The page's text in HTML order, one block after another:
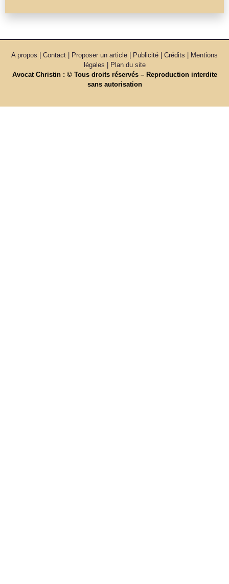
A propos | Contact | Proposer un article | Publicité | Crédits | Mentions
légales | Plan du site
Avocat Christin : © Tous droits réservés – Reproduction interdite
sans autorisation